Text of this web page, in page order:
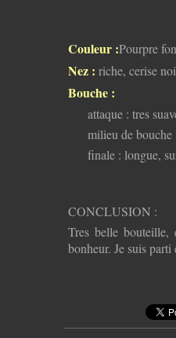
Couleur :Pourpre
Nez : riche, cerise
Bouche :
attaque : tres
milieu de bouche
finale : longue,
CONCLUSION :
Tres belle bouteille,
bonheur. Je suis